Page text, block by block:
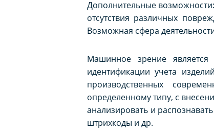
Дополнительные возможности:
отсутствия различных
Возможная сфера
Машинное зрение
идентификации учета
производственных
определенному типу, с
анализировать и
штрихкоды и др.